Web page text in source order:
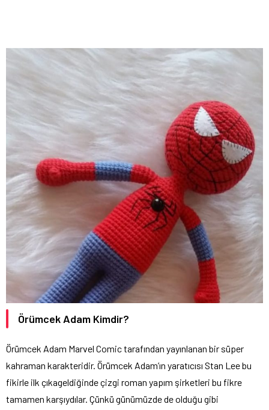
Örümcek Adam Kimdir?
Örümcek Adam Marvel Comic tarafından yayınlanan bir süper
kahraman karakteridir. Örümcek Adam’ın yaratıcısı Stan Lee bu
fikirle ilk çıkageldiğinde çizgi roman yapım şirketleri bu fikre
tamamen karşıydılar. Çünkü günümüzde de olduğu gibi